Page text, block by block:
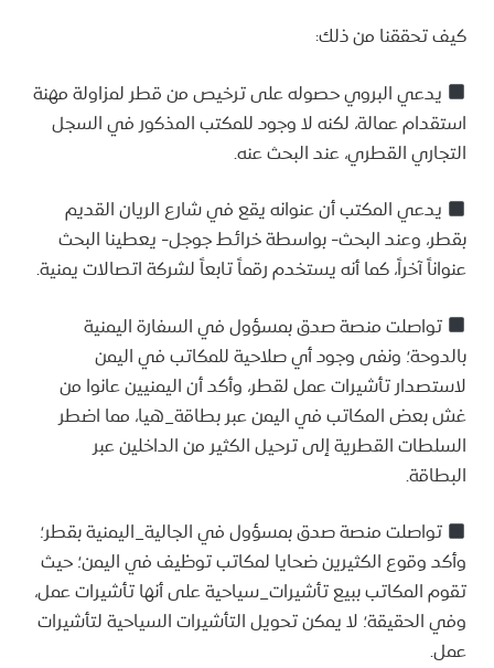
كيف تحققنا من ذلك:
يدعي البروي حصوله على ترخيص من قطر لمزاولة مهنة
استقدام عمالة، لكنه لا وجود للمكتب المذكور في السجل
التجاري القطري، عند البحث عنه.
يدعي المكتب أن عنوانه يقع في شارع الريان القديم
بقطر، وعند البحث- بواسطة خرائط جوجل- يعطينا البحث
عنواناً آخراً، كما أنه يستخدم رقماً تابعاً لشركة اتصالات يمنية.
تواصلت منصة صدق بمسؤول في السفارة اليمنية
بالدوحة؛ ونفى وجود أي صلاحية للمكاتب في اليمن
لاستصدار تأشيرات عمل لقطر، وأكد أن اليمنيين عانوا من
غش بعض المكاتب في اليمن عبر بطاقة_هيا، مما اضطر
السلطات القطرية إلى ترحيل الكثير من الداخلين عبر
البطاقة.
تواصلت منصة صدق بمسؤول في الجالية_اليمنية بقطر؛
وأكد وقوع الكثيرين ضحايا لمكاتب توظيف في اليمن؛ حيث
تقوم المكاتب ببيع تأشيرات_سياحية على أنها تأشيرات عمل،
وفي الحقيقة؛ لا يمكن تحويل التأشيرات السياحية لتأشيرات
عمل.